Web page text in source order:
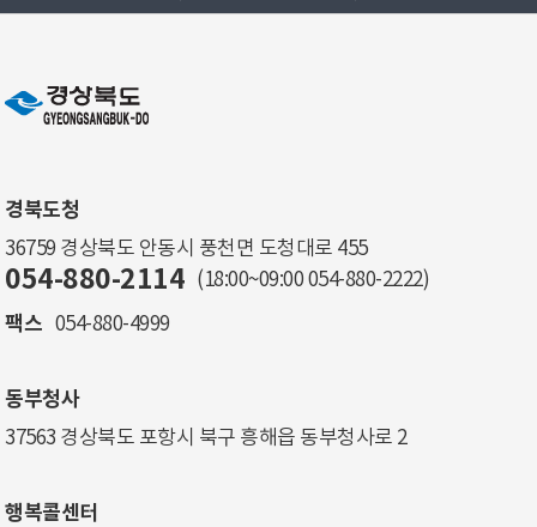
경북도청
36759 경상북도 안동시 풍천면 도청대로 455
054-880-2114 (18:00~09:00 054-880-2222)
팩스 054-880-4999
동부청사
37563 경상북도 포항시 북구 흥해읍 동부청사로 2
행복콜센터